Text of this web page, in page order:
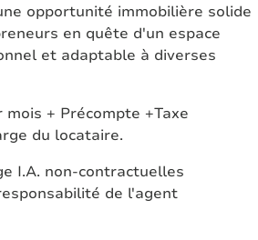
opportunité immobilière solide
en quête d'un espace
et adaptable à diverses
mois + Précompte +Taxe
du locataire.
I.A. non-contractuelles
de l'agent